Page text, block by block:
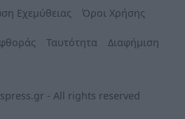
Εχεμύθειας Όροι Χρήσης
Ταυτότητα Διαφήμιση
- All rights reserved